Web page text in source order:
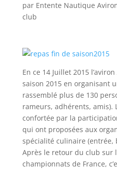
par Entente Nautique
club
En ce 14 Juillet 2015
saison 2015 en organisant
rassemblé plus de 130
rameurs, adhérents, amis).
confortée par la
qui ont proposées aux
spécialité culinaire (entrée,
Après le retour du club sur
championnats de France,